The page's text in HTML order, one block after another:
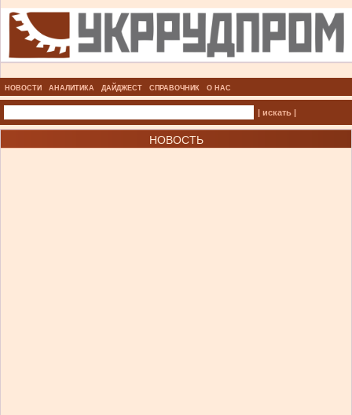
НОВОСТИ АНАЛИТИКА ДАЙДЖЕСТ СПРАВОЧНИК О НАС
| искать |
НОВОСТЬ